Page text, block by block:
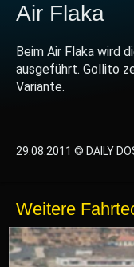
Air Flaka
Beim Air Flaka wird
ausgeführt. Gollito
Variante.
29.08.2011 © DAILY
Weitere